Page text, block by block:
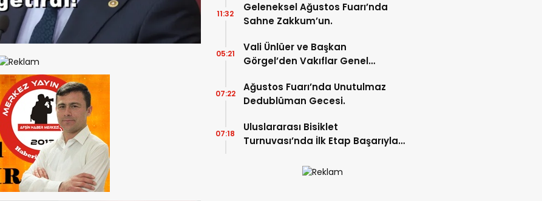
Geleneksel Ağustos Fuarı’nda
Sahne Zakkum’un.
11:32
Vali Ünlüer ve Başkan
Görgel’den Vakıflar Genel
05:21
Ağustos Fuarı’nda Unutulmaz
Dedublüman Gecesi.
07:22
Uluslararası Bisiklet
Turnuvası’nda İlk Etap Başarıyla
07:18